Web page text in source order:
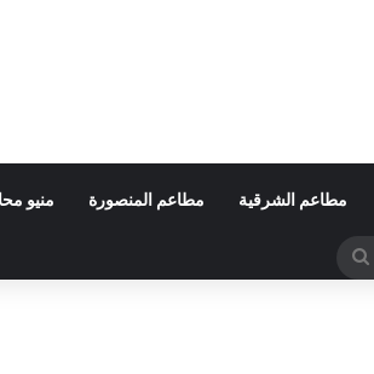
مطاعم الشرقية مطاعم المنصورة منيو